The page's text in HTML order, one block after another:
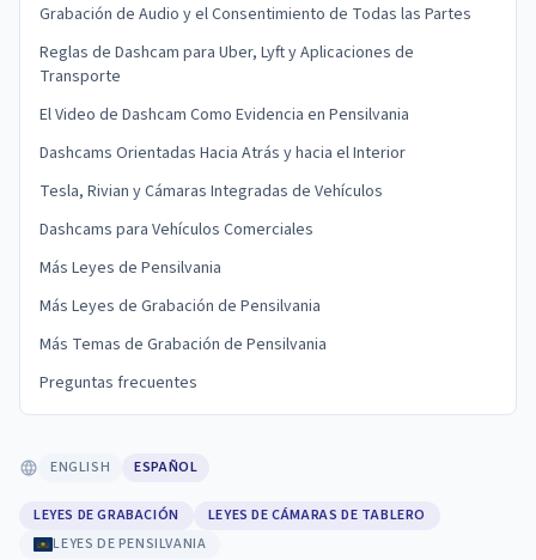
Grabación de Audio y el Consentimiento de Todas las Partes
Reglas de Dashcam para Uber, Lyft y Aplicaciones de
Transporte
El Video de Dashcam Como Evidencia en Pensilvania
Dashcams Orientadas Hacia Atrás y hacia el Interior
Tesla, Rivian y Cámaras Integradas de Vehículos
Dashcams para Vehículos Comerciales
Más Leyes de Pensilvania
Más Leyes de Grabación de Pensilvania
Más Temas de Grabación de Pensilvania
Preguntas frecuentes
ENGLISH ESPAÑOL
LEYES DE GRABACIÓN
LEYES DE CÁMARAS DE TABLERO
LEYES DE PENSILVANIA